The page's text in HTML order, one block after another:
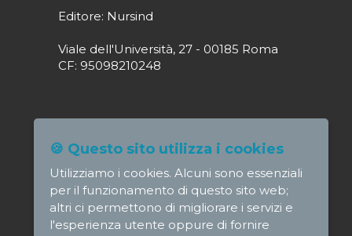
Editore: Nursind
Viale dell'Università, 27 - 00185 Roma
CF: 95098210248
Direttore responsabile: Paola Alagia
direttore@nursindsanita.it
Redazione: redazione@nursindsanita.it
🍪 Questo sito utilizza i cookies
Utilizziamo i cookies. Alcuni sono essenziali
per il funzionamento di questo sito web;
altri ci permettono di migliorare i servizi e
l'esperienza utente oppure di fornire